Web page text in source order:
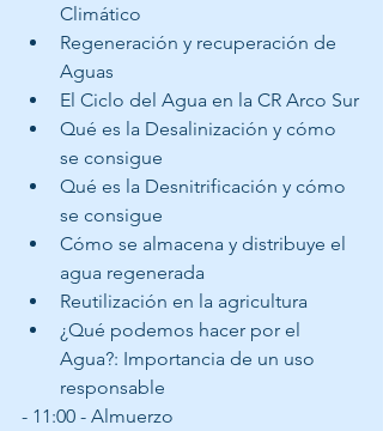
Climático
Regeneración y recuperación de
Aguas
El Ciclo del Agua en la CR Arco Sur
Qué es la Desalinización y cómo
se consigue
Qué es la Desnitrificación y cómo
se consigue
Cómo se almacena y distribuye el
agua regenerada
Reutilización en la agricultura
¿Qué podemos hacer por el
Agua?: Importancia de un uso
responsable
- 11:00 - Almuerzo